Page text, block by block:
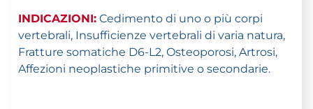
INDICAZIONI: Cedimento di uno o più corpi
vertebrali, Insufficienze vertebrali di varia natura,
Fratture somatiche D6-L2, Osteoporosi, Artrosi,
Affezioni neoplastiche primitive o secondarie.